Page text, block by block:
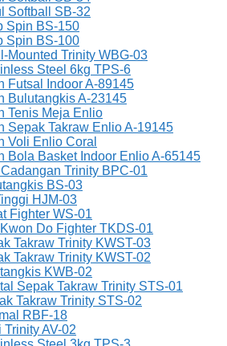
Softball SB-32
Spin BS-150
Spin BS-100
Mounted Trinity WBG-03
Steel 6kg TPS-6
Futsal Indoor A-89145
Bulutangkis A-23145
Tenis Meja Enlio
Sepak Takraw Enlio A-19145
Voli Enlio Coral
Bola Basket Indoor Enlio A-65145
Trinity BPC-01
BS-03
HJM-03
Fighter WS-01
Do Fighter TKDS-01
Takraw Trinity KWST-03
Takraw Trinity KWST-02
KWB-02
Sepak Takraw Trinity STS-01
Takraw Trinity STS-02
RBF-18
AV-02